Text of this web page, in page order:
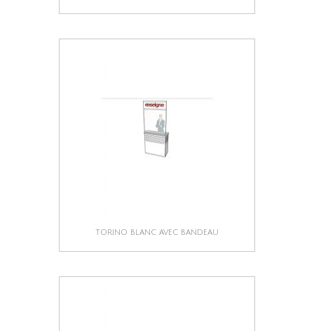
TORINO BLANC AVEC BANDEAU